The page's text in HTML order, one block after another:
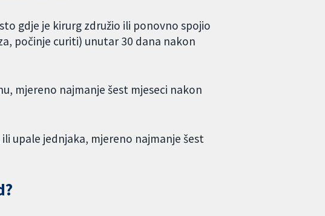
gdje je kirurg združio ili ponovno spojio
počinje curiti) unutar 30 dana nakon
mjereno najmanje šest mjeseci nakon
upale jednjaka, mjereno najmanje šest